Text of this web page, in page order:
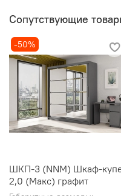
Сопутствующие
-50%
ШКП-3 (NNM) Шкаф-
2,0 (Макс) графит